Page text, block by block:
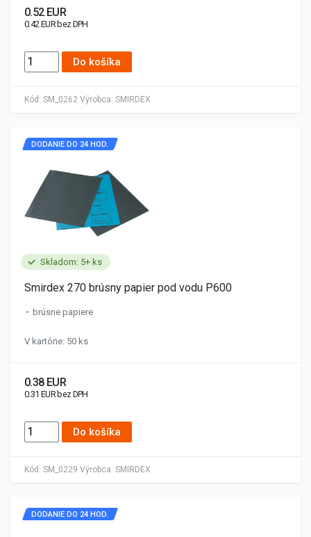
Kód: SM_0262 Výrobca: SMIRDEX
0.52 EUR
0.42 EUR bez DPH
Do košíka
Skladom: 5+ ks
Kód: SM_0229 Výrobca: SMIRDEX
DODANIE DO 24 HOD.
Smirdex 270 brúsny papier pod vodu P600
brúsne papiere
V kartóne: 50 ks
0.38 EUR
0.31 EUR bez DPH
Do košíka
DODANIE DO 24 HOD.